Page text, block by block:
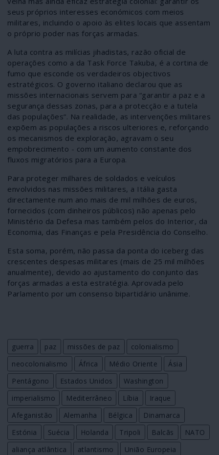
seus próprios interesses económicos com meios
militares, incluindo o apoio às elites locais que assentam
o próprio poder nas forças armadas.
A luta contra as milícias jihadistas, razão oficial de
operações como a da Task Force Takuba, é a cortina de
fumo que esconde os verdadeiros objectivos
estratégicos. O governo italiano declarou que as
missões internacionais servem para “garantir a paz e a
segurança dessas zonas, para a protecção e a tutela
das populações”. Na realidade, as intervenções militares
expõem as populações a riscos ulteriores e, reforçando
os mecanismos de exploração, agravam o seu
empobrecimento - com um aumento constante dos
fluxos migratórios para a Europa.
Para proteger milhares de soldados e veículos
envolvidos nas missões militares, a Itália gasta
directamente num ano mais de mil milhões de euros,
fornecidos (com dinheiros públicos) não apenas pelo
Ministério da Defesa mas também pelos do Interior, da
Economia, das Finanças e pela Presidência do Conselho.
Esta soma, porém, não passa da ponta do iceberg das
crescentes despesas militares (mais de 25 mil milhões
anualmente), devido ao ajustamento do conjunto das
forças armadas a esta estratégia. Aprovada pelo
Parlamento por um consenso bipartidário unânime.
guerra paz missões de paz
colonialismo
neocolonialismo
África Médio Oriente
Ásia
Pentágono
Estados Unidos
Washington
imperialismo
Mediterrâneo Líbia
Iraque
Afeganistão
Alemanha Bélgica
Dinamarca
Estónia
Suécia Holanda Tripoli Balcãs
NATO
aliança atlântica
atlantismo
União Europeia